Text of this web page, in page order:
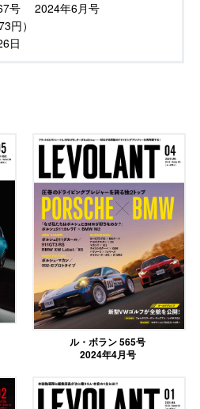
号 2024年6月号
円）
日
ル・ボラン 565号
2024年4月号